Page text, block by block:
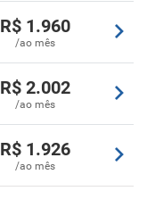
R$1.960
/ao mês
R$2.002
/ao mês
R$1.926
/ao mês